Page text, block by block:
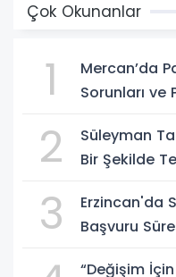
Çok Okunanlar
1
Mercan’da
Sorunları ve
2
Süleyman
Bir Şekilde
3
Erzincan'da
Başvuru
“Değişim